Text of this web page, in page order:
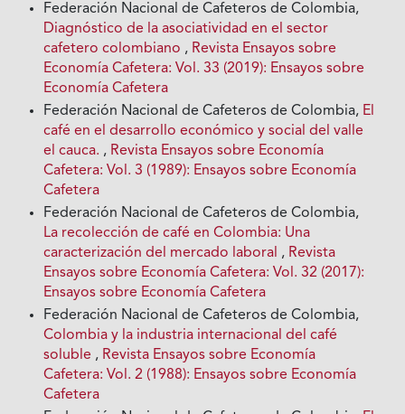
Federación Nacional de Cafeteros de Colombia,
Diagnóstico de la asociatividad en el sector
cafetero colombiano , Revista Ensayos sobre
Economía Cafetera: Vol. 33 (2019): Ensayos sobre
Economía Cafetera
Federación Nacional de Cafeteros de Colombia, El
café en el desarrollo económico y social del valle
el cauca. , Revista Ensayos sobre Economía
Cafetera: Vol. 3 (1989): Ensayos sobre Economía
Cafetera
Federación Nacional de Cafeteros de Colombia,
La recolección de café en Colombia: Una
caracterización del mercado laboral , Revista
Ensayos sobre Economía Cafetera: Vol. 32 (2017):
Ensayos sobre Economía Cafetera
Federación Nacional de Cafeteros de Colombia,
Colombia y la industria internacional del café
soluble , Revista Ensayos sobre Economía
Cafetera: Vol. 2 (1988): Ensayos sobre Economía
Cafetera